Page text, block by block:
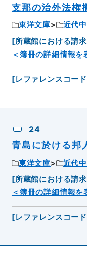
支那の治外法権
東洋文庫
近代
[所蔵館における請
＜簿冊の詳細情報を
[レファレンスコード
24
青島に於ける邦
東洋文庫
近代
[所蔵館における請
＜簿冊の詳細情報を
[レファレンスコード